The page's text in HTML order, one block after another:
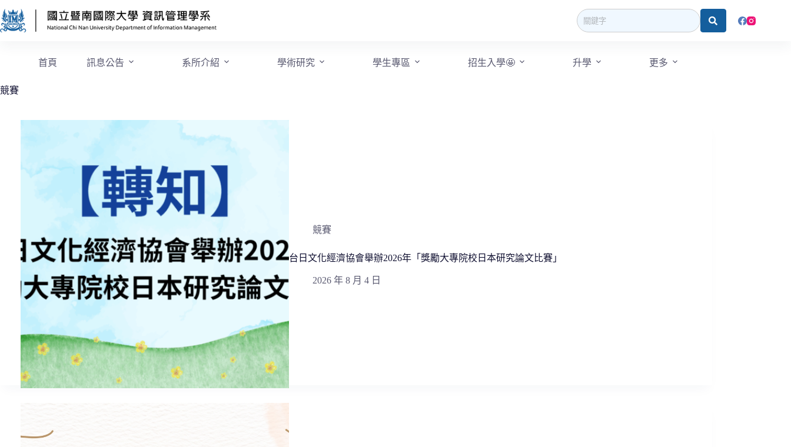
首頁 訊息公告 系所介紹 學術研究 學生專區 招生入學🤩 升學 更多
競賽
競賽
台日文化經濟協會舉辦2026年「獎勵大專院校日本研究論文比賽」
2026 年 8 月 4 日